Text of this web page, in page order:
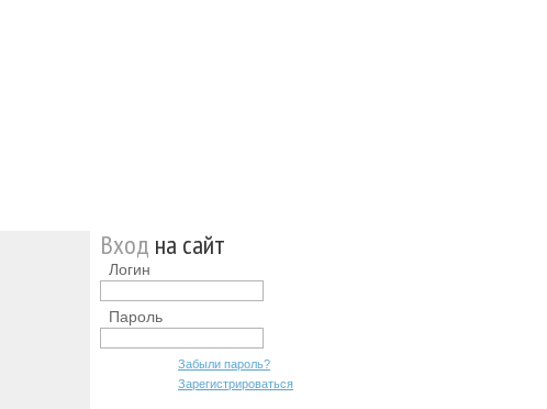
Вход на сайт
Логин
Пароль
Забыли пароль?
Зарегистрироваться